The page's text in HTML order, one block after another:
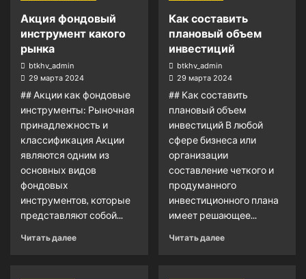
Акция фондовый
инструмент какого
рынка
btkhv_admin
29 марта 2024
## Акции как фондовые
инструменты: Рыночная
принадлежность и
классификация Акции
являются одним из
основных видов
фондовых
инструментов, которые
представляют собой...
Читать далее
Как составить
плановый объем
инвестиций
btkhv_admin
29 марта 2024
## Как составить
плановый объем
инвестиций В любой
сфере бизнеса или
организации
составление четкого и
продуманного
инвестиционного плана
имеет решающее...
Читать далее